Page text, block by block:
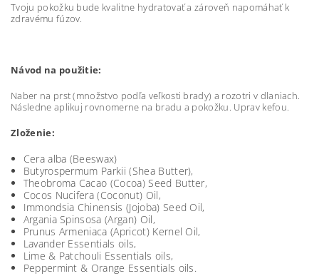
Tvoju pokožku bude kvalitne hydratovať a zároveň napomáhať k
zdravému fúzov.
Návod na použitie:
Naber na prst (množstvo podľa veľkosti brady) a rozotri v dlaniach.
Následne aplikuj rovnomerne na bradu a pokožku. Uprav kefou.
Zloženie:
Cera alba (Beeswax)
Butyrospermum Parkii (Shea Butter),
Theobroma Cacao (Cocoa) Seed Butter,
Cocos Nucifera (Coconut) Oil,
Immondsia Chinensis (Jojoba) Seed Oil,
Argania Spinsosa (Argan) Oil,
Prunus Armeniaca (Apricot) Kernel Oil,
Lavander Essentials oils,
Lime & Patchouli Essentials oils,
Peppermint & Orange Essentials oils.